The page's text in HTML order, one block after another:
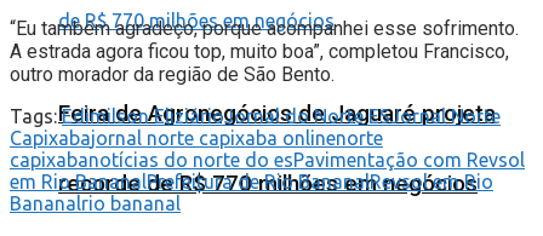
Feira de Agronegócios de Jaguaré projeta
recorde de R$ 770 milhões em negócios
“Eu também agradeço, porque acompanhei esse sofrimento.
A estrada agora ficou top, muito boa”, completou Francisco,
outro morador da região de São Bento.
Tags: Edimilson EliziárioJornal do Norte ESJornal Norte
Capixabajornal norte capixaba onlinenorte
capixabanotícias do norte do esPavimentação com Revsol
em Rio BananalPrefeitura de Rio BananalRevsol em Rio
Bananalrio bananal